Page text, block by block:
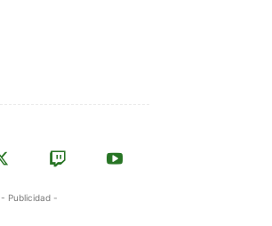
- Publicidad -